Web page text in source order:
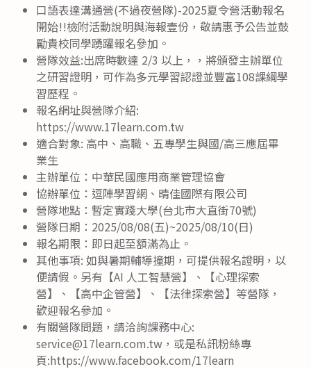
口語表達溝通營(不過夜營隊)-2025夏令營活動報名
開始!!檢附活動說明與海報壹份，敬請惠予公告並鼓
勵貴校同學踴躍報名參加。
營隊效益:出席時數達 2/3 以上，，將頒發主辦單位
之研習證明，可作為多元學習認證並豐富108課綱學
習歷程。
報名網址與營隊介紹:
https://www.17learn.com.tw
適合對象: 高中、高職、五專學生與國/高三應屆畢
業生
主辦單位：中華民國應用商業管理協會
協辦單位：逗陣學習網、晴佳國際有限公司
營隊地點：暫定實踐大學(台北市大直街70號)
營隊日期：2025/08/08(五)~2025/08/10(日)
報名期限：即日起至額滿為止。
其他事項: 如與暑期輔導撞期，可提供報名證明，以
便請假。另有【AI 人工智慧營】、【心理探索
營】、【高中企管營】、【法律探索營】等營隊，
歡迎報名參加。
有關營隊問題，請洽詢課務中心:
service@17learn.com.tw，或是私訊粉絲專
頁:https://www.facebook.com/17learn